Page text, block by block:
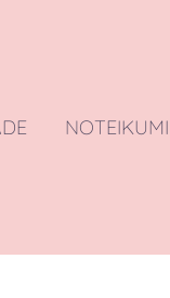
NOTEIKUMI